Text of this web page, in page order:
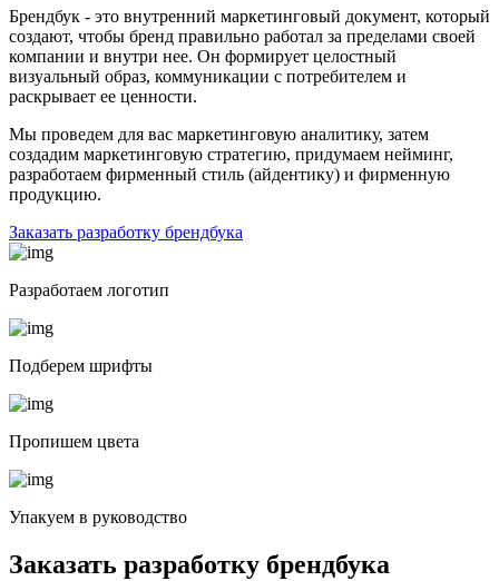
Брендбук - это внутренний маркетинговый документ, который
создают, чтобы бренд правильно работал за пределами своей
компании и внутри нее. Он формирует целостный
визуальный образ, коммуникации с потребителем и
раскрывает ее ценности.
Мы проведем для вас маркетинговую аналитику, затем
создадим маркетинговую стратегию, придумаем нейминг,
разработаем фирменный стиль (айдентику) и фирменную
продукцию.
Заказать разработку брендбука
Разработаем логотип
Подберем шрифты
Пропишем цвета
Упакуем в руководство
Заказать разработку брендбука